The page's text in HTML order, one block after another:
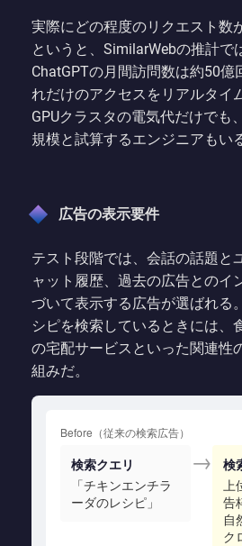
実際にどの程度のリクエスト数
というと、SimilarWebの推計で
ChatGPTの月間訪問数は約50億
れだけのアクセスをリアルタイ
GPUクラスタの電気代だけでも
規模と試算するエンジニアもい
広告の表示要件
テスト段階では、会話の話題と
ャット履歴、過去の広告とのイ
づいて表示する広告が選ばれる
シピを検索しているときには、
の宅配サービスといった関連性
組みだ。
Before（従来の検索広告）
検索クエリ
「チキンエンチラ
ーダのレシピ」
→
検
告
自
ク